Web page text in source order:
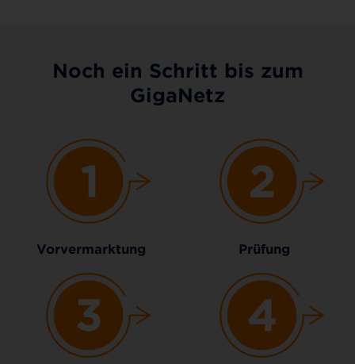
Noch ein Schritt bis zum
GigaNetz
Vorvermarktung Prüfung